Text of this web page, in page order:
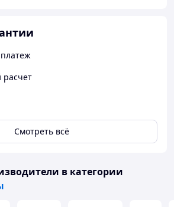
оплаты
при
Не является публичной
Смотреть всё
в категории